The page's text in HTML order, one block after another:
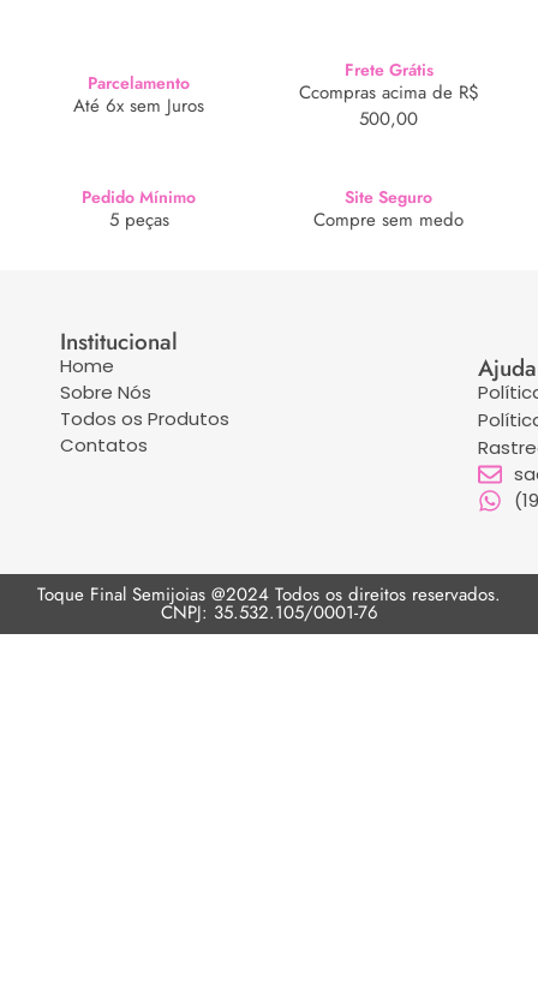
Parcelamento
Até 6x sem Juros
Frete Grátis
Ccompras acima de R$
500,00
Pedido Mínimo
5 peças
Site Seguro
Compre sem medo
Institucional
Home
Sobre Nós
Todos os Produtos
Contatos
Ajuda
Toque Final Semijoias @2024 Todos os direitos reservados.
CNPJ: 35.532.105/0001-76